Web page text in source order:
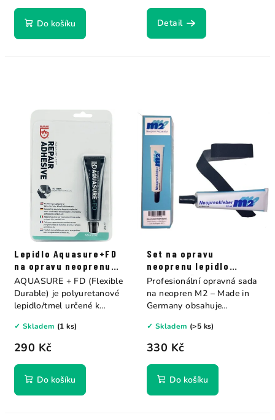
Do košíku Detail
Lepidlo Aquasure+FD
na opravu neoprenu
28g Gear Aid
290 Kč
✓ Skladem (1 ks)
Do košíku
AQUASURE + FD (Flexible
Durable) je polyuretanové
lepidlo/tmel určené k
Set na opravu
neoprenu lepidlo
35ml+ nažehlovací pás
1m M2
330 Kč
✓ Skladem (>5 ks)
Do košíku
Profesionální opravná sada
na neopren M2 – Made in
Germany obsahuje